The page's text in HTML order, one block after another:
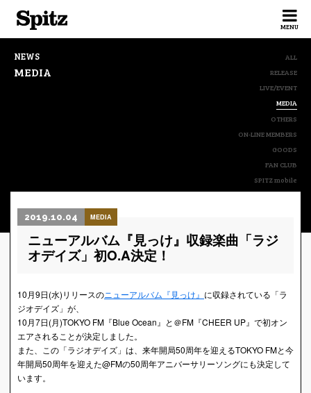
MENU
NEWS
MEDIA
ALL
RELEASE
LIVE/EVENT
MEDIA
OTHERS
ON-LINE MEMBERS
GOODS
FAN CLUB
SPITZ mobile
2019.10.04 MEDIA
ニューアルバム『見っけ』収録楽曲「ラジ
オデイズ」初O.A決定！
10月9日(水)リリースのニューアルバム『見っけ』 に収録されている「ラ
ジオデイズ」が、
10月7日(月)TOKYO FM『Blue Ocean』と＠FM『CHEER UP』で初オン
エアされることが決定しました。
また、この「ラジオデイズ」は、来年開局50周年を迎えるTOKYO FMと今
年開局50周年を迎えた@FMの50周年アニバーサリーソングにも決定して
います。